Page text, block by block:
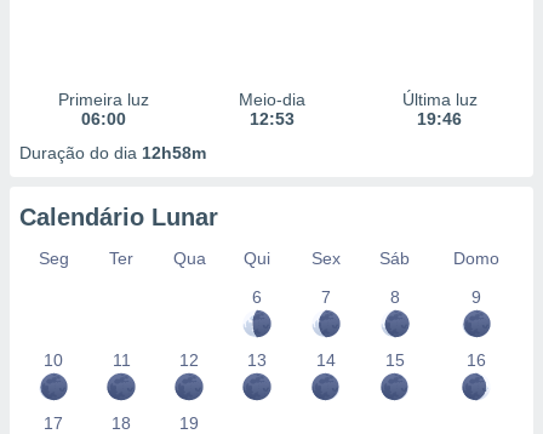
Primeira luz
06:00
Meio-dia
12:53
Última luz
19:46
Duração do dia 12h58m
Calendário Lunar
Seg Ter Qua Qui Sex Sáb
Domo
6
7 8 9
10 11 12 13 14 15 16
17 18 19